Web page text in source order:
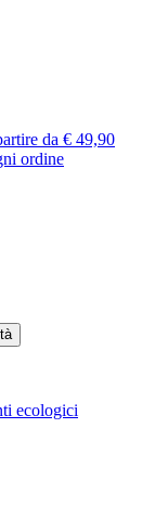
da € 49,90
ordine
ecologici